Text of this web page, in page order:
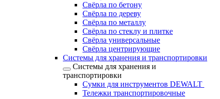
Свёрла по бетону
Свёрла по дереву
Свёрла по металлу
Свёрла по стеклу и плитке
Свёрла универсальные
Свёрла центрирующие
Системы для хранения и транспортировки
Системы для хранения и
транспортировки
Сумки для инструментов DEWALT
Тележки транспортировочные